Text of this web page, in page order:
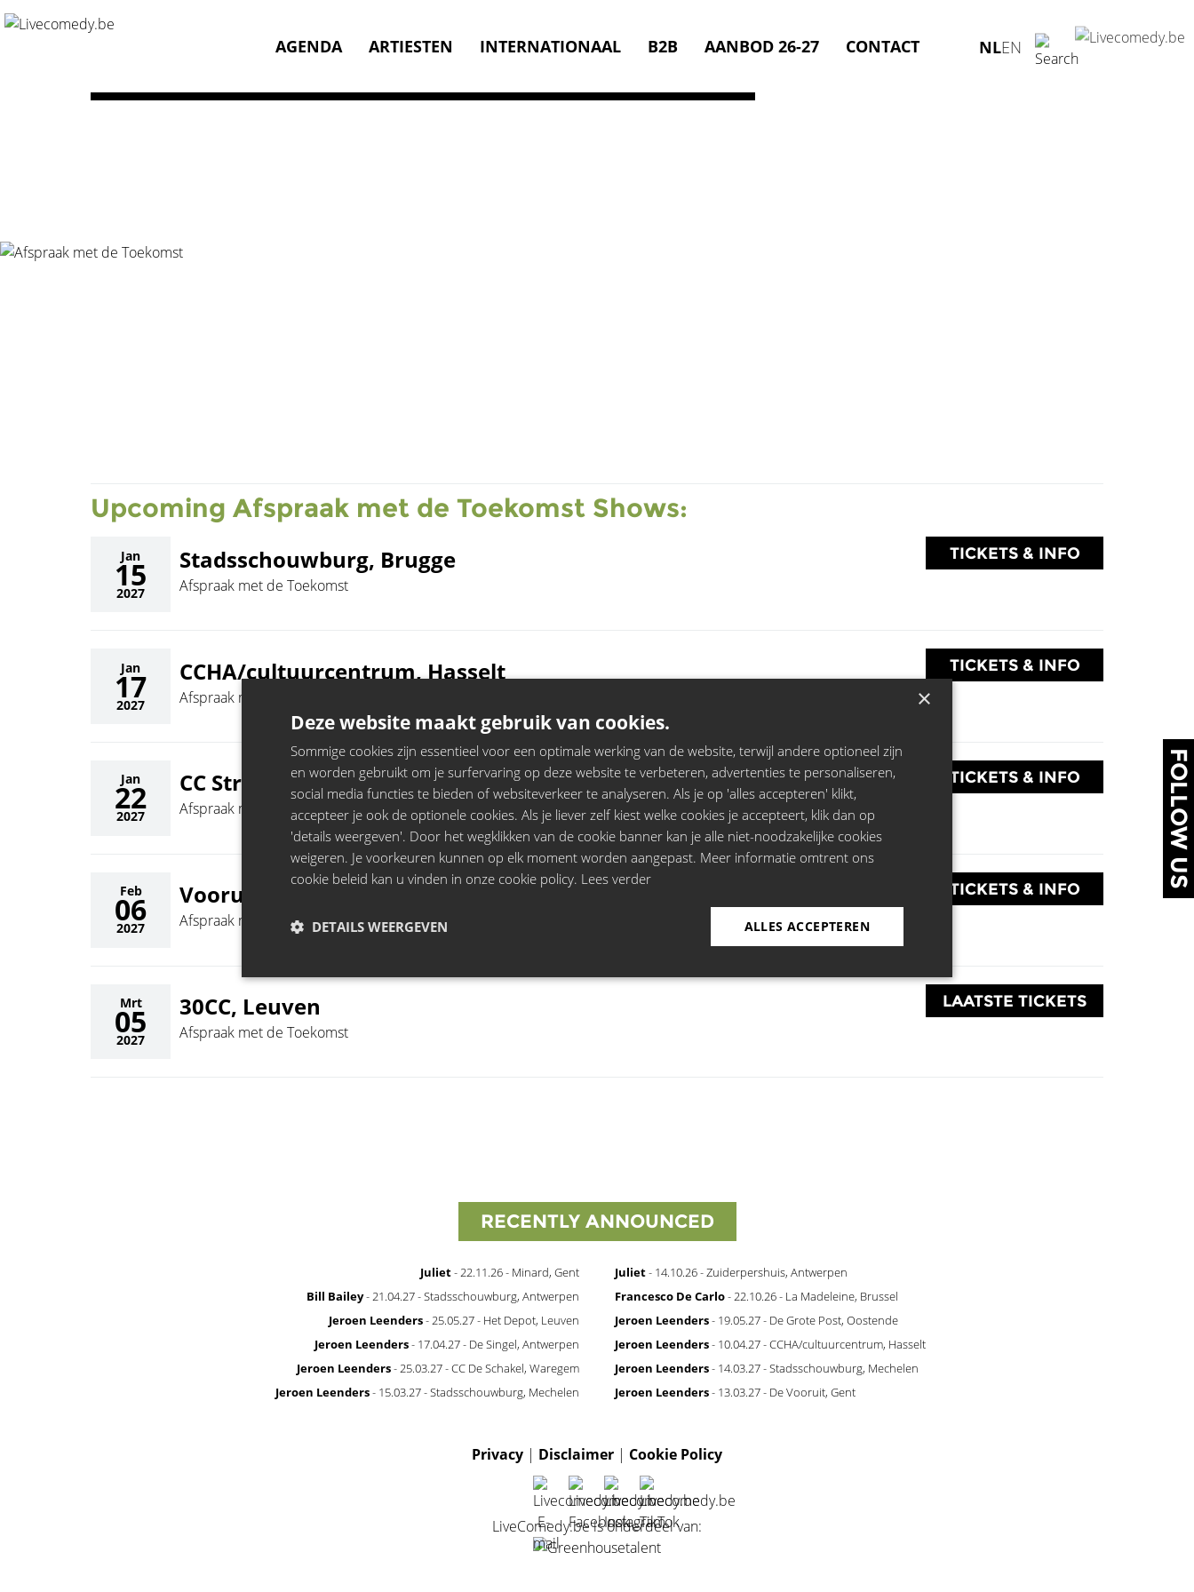
AGENDA ARTIESTEN INTERNATIONAAL B2B AANBOD 26-27 CONTACT NLEN
Home
Upcoming Afspraak met de Toekomst Shows:
Jan
15
2027
Stadsschouwburg, Brugge
Afspraak met de Toekomst
TICKETS & INFO
Jan
17
2027
CCHA/cultuurcentrum, Hasselt
Afspraak met de Toekomst
TICKETS & INFO
Jan
22
2027
CC Strombeek, Strombeek
Afspraak met de Toekomst
TICKETS & INFO
Feb
06
2027
Vooruit Theaterzaal, Gent
Afspraak met de Toekomst
TICKETS & INFO
Mrt
05
2027
30CC, Leuven
Afspraak met de Toekomst
LAATSTE TICKETS
RECENTLY ANNOUNCED
Juliet- 22.11.26 - Minard, Gent Juliet- 14.10.26 - Zuiderpershuis, Antwerpen
Bill Bailey- 21.04.27 - Stadsschouwburg, Antwerpen Francesco De Carlo- 22.10.26 - La Madeleine, Brussel
Jeroen Leenders- 25.05.27 - Het Depot, Leuven Jeroen Leenders- 19.05.27 - De Grote Post, Oostende
Jeroen Leenders- 17.04.27 - De Singel, Antwerpen Jeroen Leenders- 10.04.27 - CCHA/cultuurcentrum, Hasselt
Jeroen Leenders- 25.03.27 - CC De Schakel, Waregem Jeroen Leenders- 14.03.27 - Stadsschouwburg, Mechelen
Jeroen Leenders- 15.03.27 - Stadsschouwburg, Mechelen Jeroen Leenders- 13.03.27 - De Vooruit, Gent
Privacy | Disclaimer | Cookie Policy
LiveComedy.be is onderdeel van:
FOLLOW US
×
Deze website maakt gebruik van cookies.
Sommige cookies zijn essentieel voor een optimale werking van de website, terwijl andere optioneel zijn
en worden gebruikt om je surfervaring op deze website te verbeteren, advertenties te personaliseren,
social media functies te bieden of websiteverkeer te analyseren. Als je op 'alles accepteren' klikt,
accepteer je ook de optionele cookies. Als je liever zelf kiest welke cookies je accepteert, klik dan op
'details weergeven'. Door het wegklikken van de cookie banner kan je alle niet-noodzakelijke cookies
weigeren. Je voorkeuren kunnen op elk moment worden aangepast. Meer informatie omtrent ons
cookie beleid kan u vinden in onze cookie policy. Lees verder
ALLES ACCEPTEREN
DETAILS WEERGEVEN